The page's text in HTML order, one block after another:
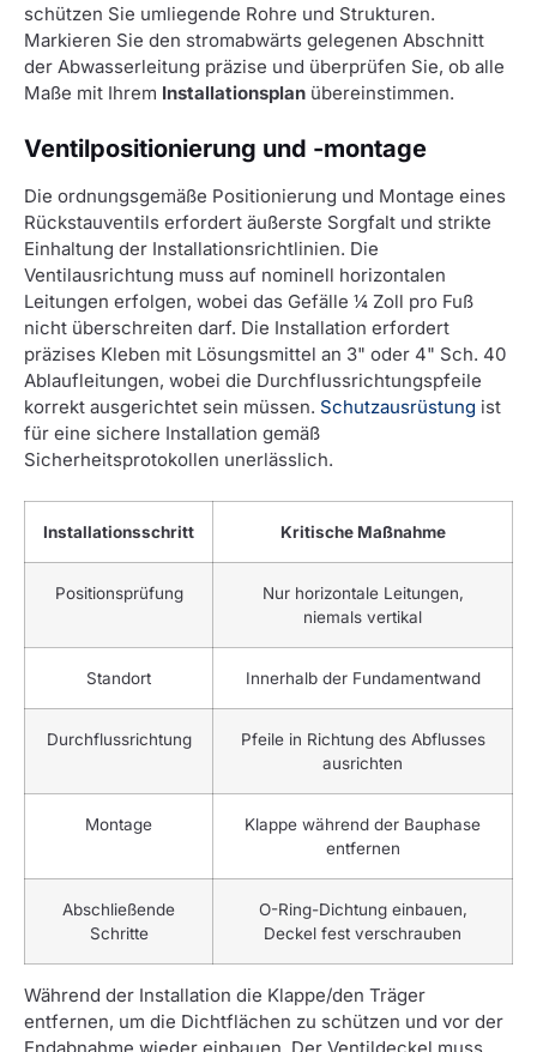
schützen Sie umliegende Rohre und Strukturen.
Markieren Sie den stromabwärts gelegenen Abschnitt
der Abwasserleitung präzise und überprüfen Sie, ob alle
Maße mit Ihrem Installationsplan übereinstimmen.
Ventilpositionierung und -montage
Die ordnungsgemäße Positionierung und Montage eines
Rückstauventils erfordert äußerste Sorgfalt und strikte
Einhaltung der Installationsrichtlinien. Die
Ventilausrichtung muss auf nominell horizontalen
Leitungen erfolgen, wobei das Gefälle ¼ Zoll pro Fuß
nicht überschreiten darf. Die Installation erfordert
präzises Kleben mit Lösungsmittel an 3" oder 4" Sch. 40
Ablaufleitungen, wobei die Durchflussrichtungspfeile
korrekt ausgerichtet sein müssen. Schutzausrüstung ist
für eine sichere Installation gemäß
Sicherheitsprotokollen unerlässlich.
Installationsschritt Kritische Maßnahme
Positionsprüfung
Nur horizontale Leitungen,
niemals vertikal
Standort Innerhalb der Fundamentwand
Durchflussrichtung
Pfeile in Richtung des Abflusses
ausrichten
Montage
Klappe während der Bauphase
entfernen
Abschließende
Schritte
O-Ring-Dichtung einbauen,
Deckel fest verschrauben
Während der Installation die Klappe/den Träger
entfernen, um die Dichtflächen zu schützen und vor der
Endabnahme wieder einbauen. Der Ventildeckel muss